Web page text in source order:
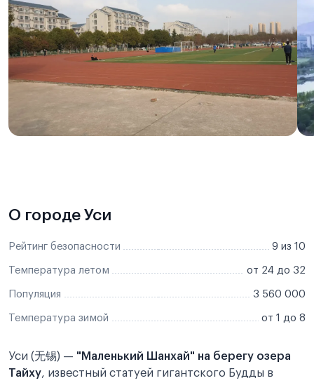
О городе Уси
Рейтинг безопасности 9 из 10
Температура летом от 24 до 32
Популяция 3 560 000
Температура зимой от 1 до 8
Уси (无锡) — "Маленький Шанхай" на берегу озера
Тайху, известный статуей гигантского Будды в